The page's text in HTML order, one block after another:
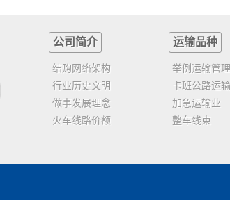
公司简介
结购网络架构
行业历史文明
做事发展理念
火车线路价额
运输品种
举例运输管理
卡班公路运输
加急运输业
整车线束